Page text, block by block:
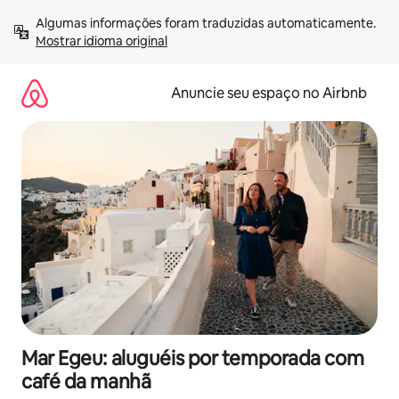
para
Mostrar idioma original
Anuncie seu espaço no Airbnb
Mar Egeu: aluguéis por temporada com
café da manhã